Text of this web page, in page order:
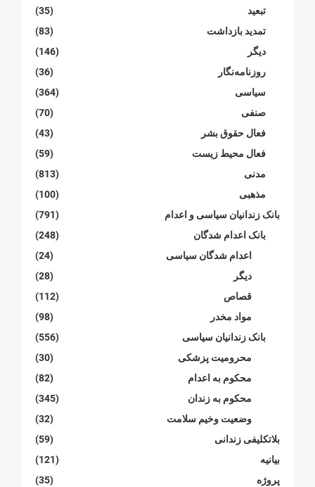
تبعید
(35)
تمدید بازداشت
(83)
دیگر
(146)
روزنامەنگار
(36)
سیاسی
(364)
صنفی
(70)
فعال حقوق بشر
(43)
فعال محیط زیست
(59)
مدنی
(813)
مذهبی
(100)
بانک زندانیان سیاسی و اعدام
(791)
بانک اعدام شدگان
(248)
اعدام شدگان سیاسی
(24)
دیگر
(28)
قصاص
(112)
مواد مخدر
(98)
بانک زندانیان سیاسی
(556)
محرومیت پزشکی
(30)
محکوم بە اعدام
(82)
محکوم بە زندان
(345)
وضعیت وخیم سلامت
(32)
بلاتکلیفی زندانی
(59)
بیانیە
(121)
پروژە
(35)